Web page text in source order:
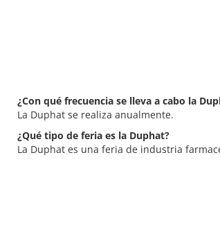
¿Con qué frecuencia se lleva a cabo la
La Duphat se realiza anualmente.
¿Qué tipo de feria es la Duphat?
La Duphat es una feria de industria